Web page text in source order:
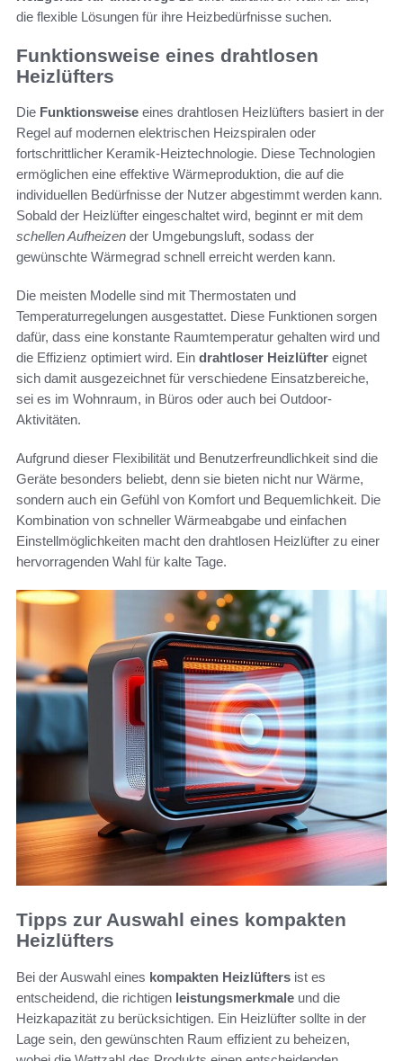
die flexible Lösungen für ihre Heizbedürfnisse suchen.
Funktionsweise eines drahtlosen
Heizlüfters
Die Funktionsweise eines drahtlosen Heizlüfters basiert in der
Regel auf modernen elektrischen Heizspiralen oder
fortschrittlicher Keramik-Heiztechnologie. Diese Technologien
ermöglichen eine effektive Wärmeproduktion, die auf die
individuellen Bedürfnisse der Nutzer abgestimmt werden kann.
Sobald der Heizlüfter eingeschaltet wird, beginnt er mit dem
schellen Aufheizen der Umgebungsluft, sodass der
gewünschte Wärmegrad schnell erreicht werden kann.
Die meisten Modelle sind mit Thermostaten und
Temperaturregelungen ausgestattet. Diese Funktionen sorgen
dafür, dass eine konstante Raumtemperatur gehalten wird und
die Effizienz optimiert wird. Ein drahtloser Heizlüfter eignet
sich damit ausgezeichnet für verschiedene Einsatzbereiche,
sei es im Wohnraum, in Büros oder auch bei Outdoor-
Aktivitäten.
Aufgrund dieser Flexibilität und Benutzerfreundlichkeit sind die
Geräte besonders beliebt, denn sie bieten nicht nur Wärme,
sondern auch ein Gefühl von Komfort und Bequemlichkeit. Die
Kombination von schneller Wärmeabgabe und einfachen
Einstellmöglichkeiten macht den drahtlosen Heizlüfter zu einer
hervorragenden Wahl für kalte Tage.
Tipps zur Auswahl eines kompakten
Heizlüfters
Bei der Auswahl eines kompakten Heizlüfters ist es
entscheidend, die richtigen leistungsmerkmale und die
Heizkapazität zu berücksichtigen. Ein Heizlüfter sollte in der
Lage sein, den gewünschten Raum effizient zu beheizen,